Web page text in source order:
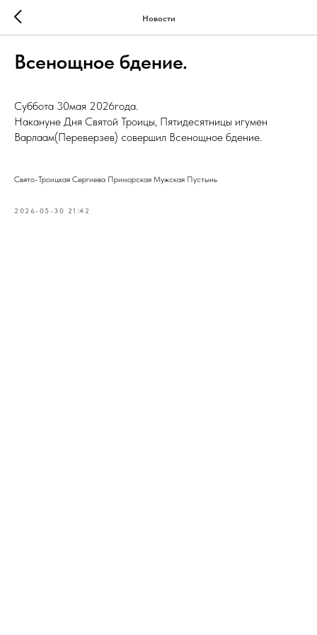
Новости
Всенощное бдение.
Суббота 30мая 2026года.
Накануне Дня Святой Троицы, Пятидесятницы игумен
Варлаам(Переверзев) совершил Всенощное бдение.
Свято-Троицкая Сергиева Приморская Мужская Пустынь
2026-05-30 21:42